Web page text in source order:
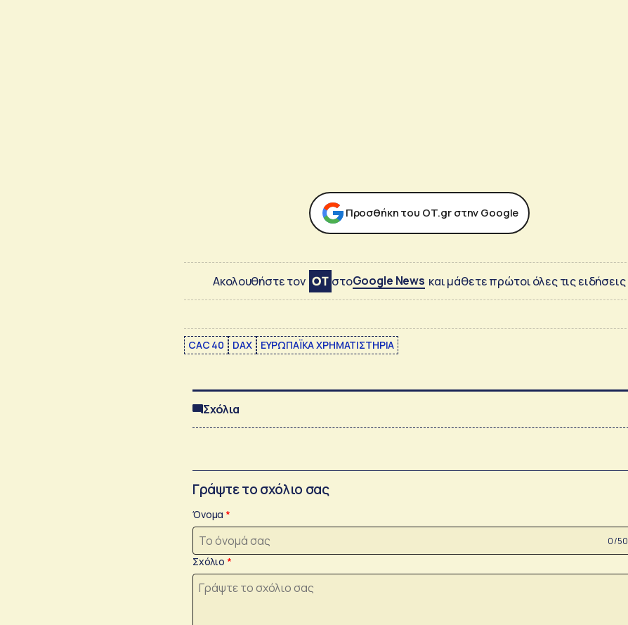
Προσθήκη του ΟΤ.gr στην Google
Ακολουθήστε τον στοGoogle News και μάθετε πρώτοι όλες τις ειδήσεις
CAC 40 DAX ΕΥΡΩΠΑΪΚΑ ΧΡΗΜΑΤΙΣΤΗΡΙΑ
Σχόλια
Γράψτε το σχόλιο σας
Όνομα
0 /50
Σχόλιο